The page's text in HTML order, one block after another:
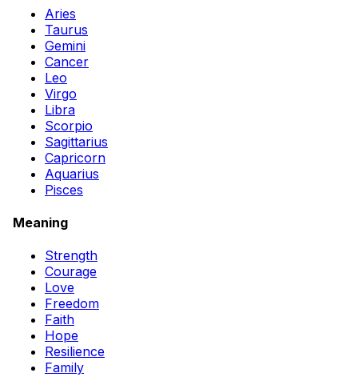
Aries
Taurus
Gemini
Cancer
Leo
Virgo
Libra
Scorpio
Sagittarius
Capricorn
Aquarius
Pisces
Meaning
Strength
Courage
Love
Freedom
Faith
Hope
Resilience
Family